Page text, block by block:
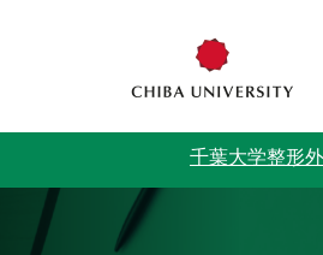
千葉大学整形